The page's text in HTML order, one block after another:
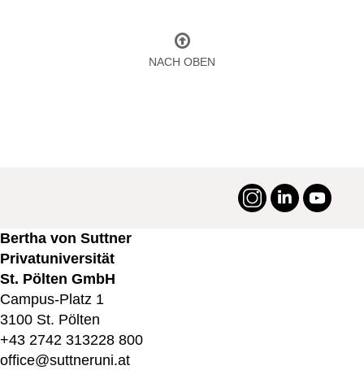
NACH OBEN
#suttneruni
Instagram
LinkedIn
Bertha von Suttner
Privatuniversität
St. Pölten GmbH
Campus-Platz 1
3100 St. Pölten
+43 2742 313228 800
office@suttneruni.at